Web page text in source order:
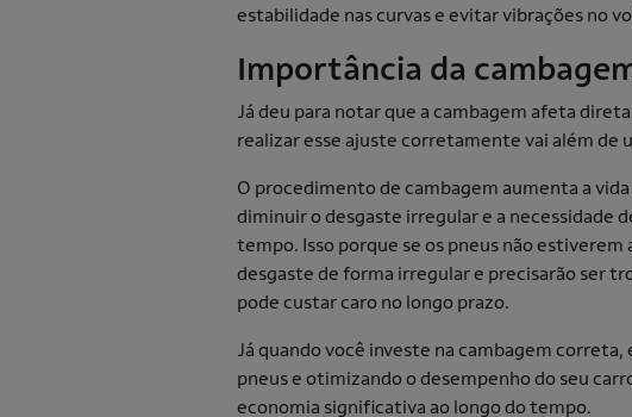
estabilidade nas curvas e evitar vibrações no
Importância da
Já deu para notar que a cambagem afeta
realizar esse ajuste corretamente vai além de
O procedimento de cambagem aumenta a
diminuir o desgaste irregular e a necessidade
tempo. Isso porque se os pneus não
desgaste de forma irregular e precisarão ser
pode custar caro no longo prazo.
Já quando você investe na cambagem
pneus e otimizando o desempenho do seu
economia significativa ao longo do tempo.